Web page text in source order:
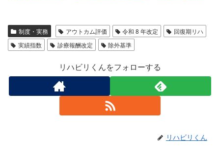
制度・実務 アウトカム評価 令和 8 年改定
回復期リハ
実績指数
診療報酬改定 除外基準
リハビリくんをフォローする
リハビリくん